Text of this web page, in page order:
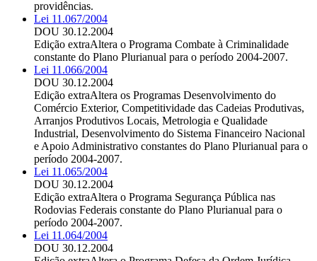
providências.
Lei 11.067/2004
DOU 30.12.2004
Edição extraAltera o Programa Combate à Criminalidade
constante do Plano Plurianual para o período 2004-2007.
Lei 11.066/2004
DOU 30.12.2004
Edição extraAltera os Programas Desenvolvimento do
Comércio Exterior, Competitividade das Cadeias Produtivas,
Arranjos Produtivos Locais, Metrologia e Qualidade
Industrial, Desenvolvimento do Sistema Financeiro Nacional
e Apoio Administrativo constantes do Plano Plurianual para o
período 2004-2007.
Lei 11.065/2004
DOU 30.12.2004
Edição extraAltera o Programa Segurança Pública nas
Rodovias Federais constante do Plano Plurianual para o
período 2004-2007.
Lei 11.064/2004
DOU 30.12.2004